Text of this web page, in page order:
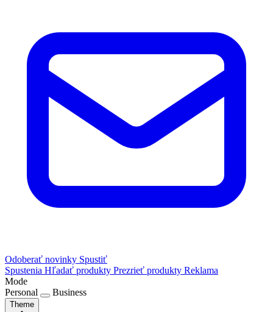
Odoberať novinky Spustiť
Spustenia Hľadať produkty Prezrieť produkty Reklama
Mode
Personal
Business
Theme